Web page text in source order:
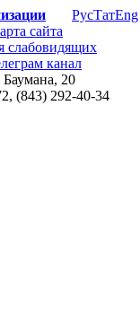
РусТатEng
Баумана, 20
(843) 292-40-34